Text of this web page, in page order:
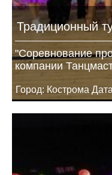
Традиционный
"Соревнование
компании
Город: Кострома